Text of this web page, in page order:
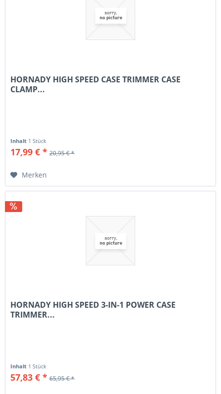
HORNADY HIGH SPEED CASE TRIMMER CASE
CLAMP...
Inhalt 1 Stück
17,99 € * 20,95 € *
Merken
HORNADY HIGH SPEED 3-IN-1 POWER CASE
TRIMMER...
Inhalt 1 Stück
57,83 € * 65,95 € *